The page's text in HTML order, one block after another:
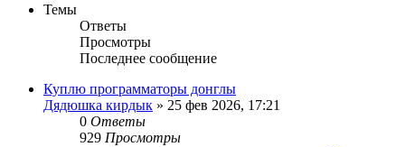
Темы
Ответы
Просмотры
Последнее сообщение
Куплю программаторы донглы
Дядюшка кирдык » 25 фев 2026, 17:21
0 Ответы
929 Просмотры